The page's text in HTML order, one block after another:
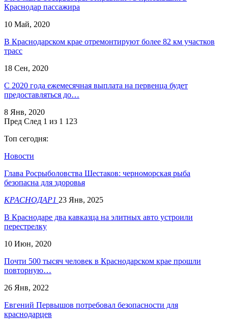
Краснодар пассажира
10 Май, 2020
В Краснодарском крае отремонтируют более 82 км участков
трасс
18 Сен, 2020
С 2020 года ежемесячная выплата на первенца будет
предоставляться до…
8 Янв, 2020
Пред След 1 из 1 123
Топ сегодня:
Новости
Глава Росрыболовства Шестаков: черноморская рыба
безопасна для здоровья
КРАСНОДАР1 23 Янв, 2025
В Краснодаре два кавказца на элитных авто устроили
перестрелку
10 Июн, 2020
Почти 500 тысяч человек в Краснодарском крае прошли
повторную…
26 Янв, 2022
Евгений Первышов потребовал безопасности для
краснодарцев